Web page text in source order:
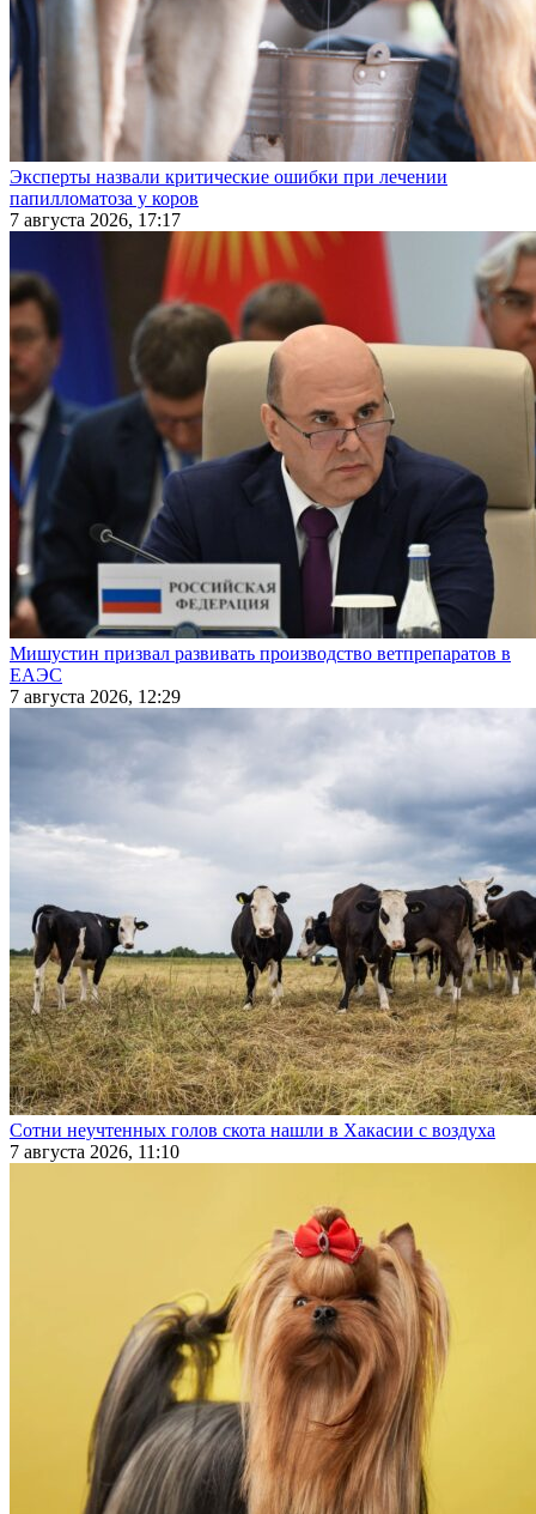
Эксперты назвали критические ошибки при лечении
папилломатоза у коров
7 августа 2026, 17:17
Мишустин призвал развивать производство ветпрепаратов в
ЕАЭС
7 августа 2026, 12:29
Сотни неучтенных голов скота нашли в Хакасии с воздуха
7 августа 2026, 11:10